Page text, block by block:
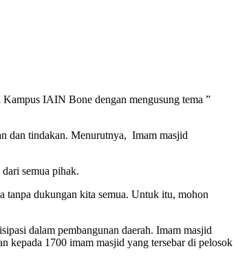
IAIN Bone dengan mengusung tema ”
dan tindakan. Menurutnya, Imam masjid
semua pihak.
tanpa dukungan kita semua. Untuk itu, mohon
dalam pembangunan daerah. Imam masjid
kepada 1700 imam masjid yang tersebar di pelosok